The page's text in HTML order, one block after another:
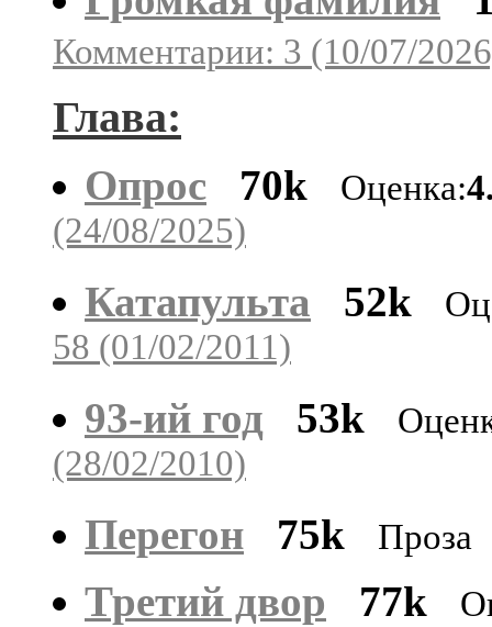
Комментарии: 3 (10/07/
Глава:
Опрос 70k Оценка:
(24/08/2025)
Катапульта
52k
58 (01/02/2011)
93-ий год
53k
(28/02/2010)
Перегон
75k Проза
Третий двор 77k